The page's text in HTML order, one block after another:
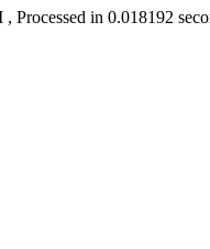
, Processed in 0.018192